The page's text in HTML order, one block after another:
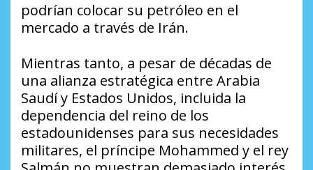
podrían colocar su petróleo en el
mercado a través de Irán.
Mientras tanto, a pesar de décadas de
una alianza estratégica entre Arabia
Saudí y Estados Unidos, incluida la
dependencia del reino de los
estadounidenses para sus necesidades
militares, el príncipe Mohammed y el rey